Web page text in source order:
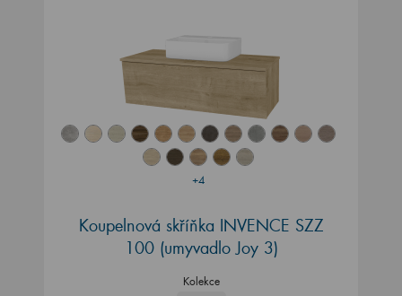
+4
Koupelnová skříňka INVENCE SZZ
100 (umyvadlo Joy 3)
Kolekce